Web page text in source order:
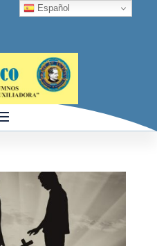
Español